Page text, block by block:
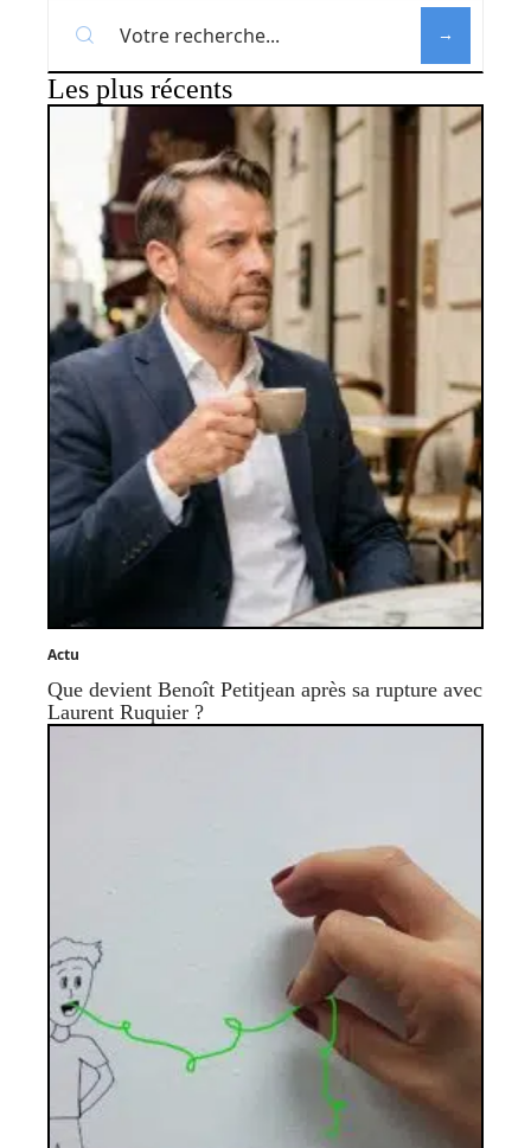
Les plus récents
Actu
Que devient Benoît Petitjean après sa rupture avec
Laurent Ruquier ?